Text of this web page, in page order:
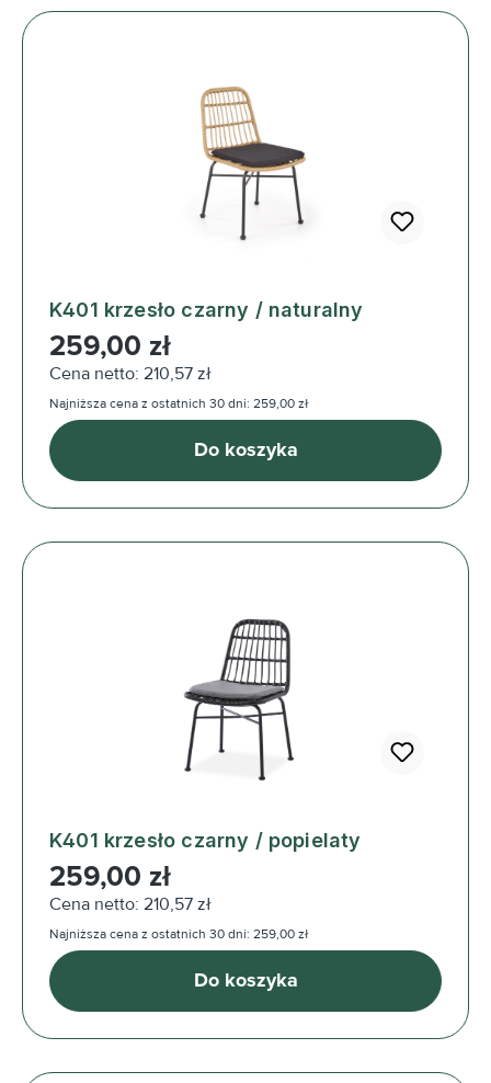
K401 krzesło czarny / naturalny
Cena regularna:
259,00 zł
Cena netto: 210,57 zł
Najniższa cena z ostatnich 30 dni: 259,00 zł
Do koszyka
K401 krzesło czarny / popielaty
Cena regularna:
259,00 zł
Cena netto: 210,57 zł
Najniższa cena z ostatnich 30 dni: 259,00 zł
Do koszyka